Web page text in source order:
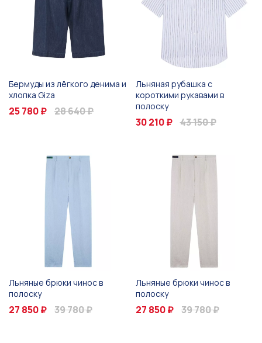
Бермуды из лёгкого денима и
хлопка Giza
25 780 ₽ 28 640 ₽
Льняная рубашка с
короткими рукавами в
полоску
30 210 ₽ 43 150 ₽
Льняные брюки чинос в
полоску
27 850 ₽ 39 780 ₽
Льняные брюки чинос в
полоску
27 850 ₽ 39 780 ₽